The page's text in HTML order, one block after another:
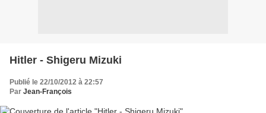
Hitler - Shigeru Mizuki
Publié le 22/10/2012 à 22:57
Par Jean-François